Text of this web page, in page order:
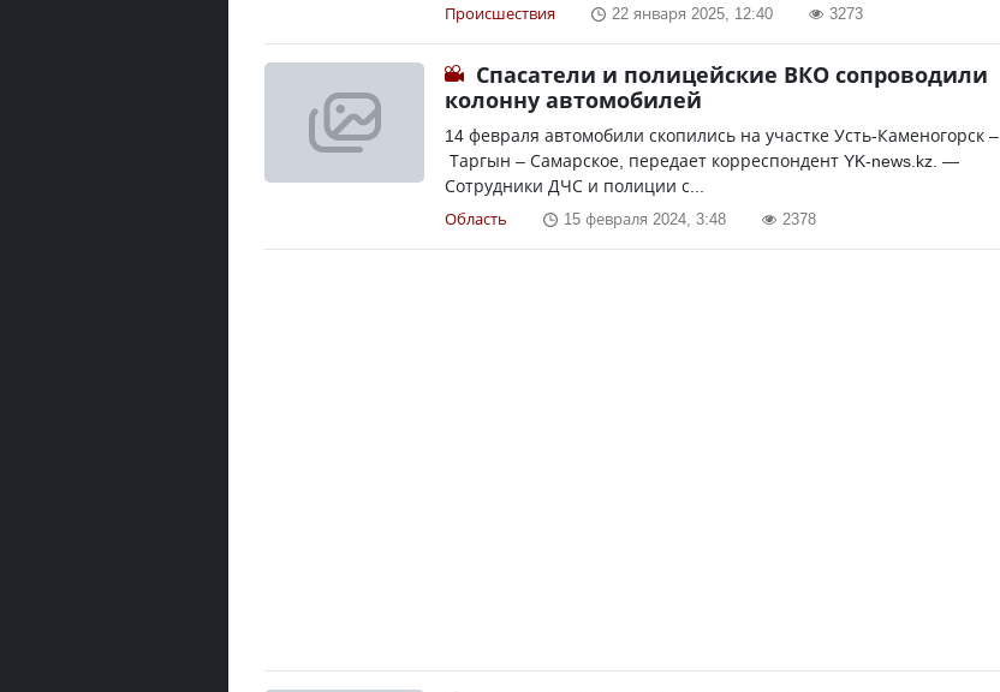
Происшествия 22 января 2025, 12:40 3273
Спасатели и полицейские ВКО сопроводили
колонну автомобилей
14 февраля автомобили скопились на участке Усть-Каменогорск –
Таргын – Самарское, передает корреспондент YK-news.kz. —
Сотрудники ДЧС и полиции с...
Область 15 февраля 2024, 3:48 2378